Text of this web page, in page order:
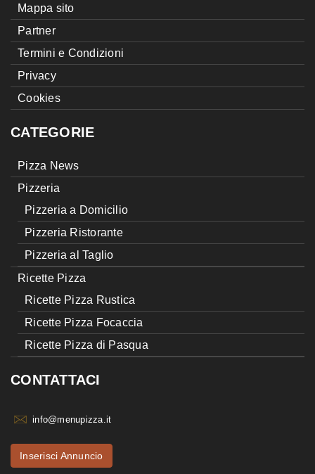
Mappa sito
Partner
Termini e Condizioni
Privacy
Cookies
CATEGORIE
Pizza News
Pizzeria
Pizzeria a Domicilio
Pizzeria Ristorante
Pizzeria al Taglio
Ricette Pizza
Ricette Pizza Rustica
Ricette Pizza Focaccia
Ricette Pizza di Pasqua
CONTATTACI
info@menupizza.it
Inserisci Annuncio